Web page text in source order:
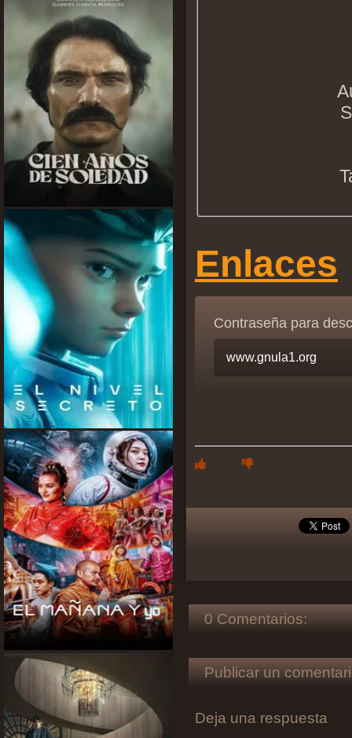
Enlaces
Contraseña para
0 Comentarios:
Publicar un
Deja una respuesta